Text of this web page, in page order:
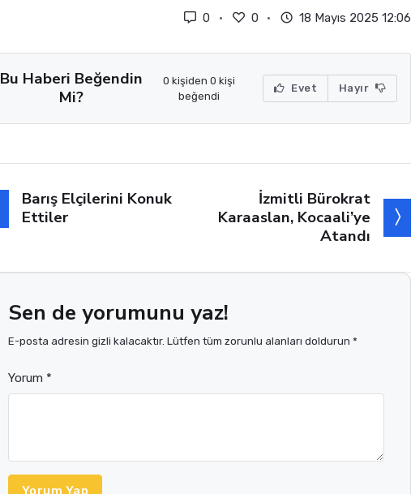
0 0 18 Mayıs 2025 12:06
Bu Haberi Beğendin
Mi?
0 kişiden 0 kişi
beğendi
Evet Hayır
Barış Elçilerini Konuk
Ettiler
İzmitli Bürokrat
Karaaslan, Kocaali’ye
Atandı
Sen de yorumunu yaz!
E-posta adresin gizli kalacaktır. Lütfen tüm zorunlu alanları doldurun *
Yorum *
Yorum Yap